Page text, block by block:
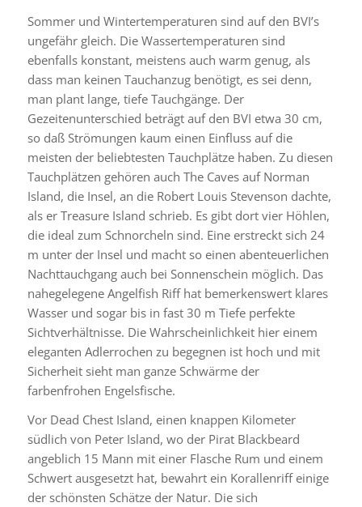
Sommer und Wintertemperaturen sind auf den BVI’s
ungefähr gleich. Die Wassertemperaturen sind
ebenfalls konstant, meistens auch warm genug, als
dass man keinen Tauchanzug benötigt, es sei denn,
man plant lange, tiefe Tauchgänge. Der
Gezeitenunterschied beträgt auf den BVI etwa 30 cm,
so daß Strömungen kaum einen Einfluss auf die
meisten der beliebtesten Tauchplätze haben. Zu diesen
Tauchplätzen gehören auch The Caves auf Norman
Island, die Insel, an die Robert Louis Stevenson dachte,
als er Treasure Island schrieb. Es gibt dort vier Höhlen,
die ideal zum Schnorcheln sind. Eine erstreckt sich 24
m unter der Insel und macht so einen abenteuerlichen
Nachttauchgang auch bei Sonnenschein möglich. Das
nahegelegene Angelfish Riff hat bemerkenswert klares
Wasser und sogar bis in fast 30 m Tiefe perfekte
Sichtverhältnisse. Die Wahrscheinlichkeit hier einem
eleganten Adlerrochen zu begegnen ist hoch und mit
Sicherheit sieht man ganze Schwärme der
farbenfrohen Engelsfische.
Vor Dead Chest Island, einen knappen Kilometer
südlich von Peter Island, wo der Pirat Blackbeard
angeblich 15 Mann mit einer Flasche Rum und einem
Schwert ausgesetzt hat, bewahrt ein Korallenriff einige
der schönsten Schätze der Natur. Die sich